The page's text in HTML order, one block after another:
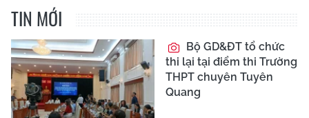
TIN MỚI
Bộ GD&ĐT tổ chức
thi lại tại điểm thi Trường
THPT chuyên Tuyên
Quang